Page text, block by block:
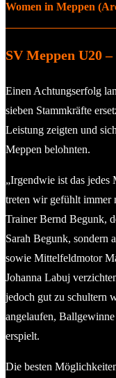
Women in Meppen
SV Meppen U20
Einen Achtungserfolg
sieben Stammkräfte
Leistung zeigten und
Meppen belohnten.
„Irgendwie ist das
treten wir gefühlt immer
Trainer Bernd Begunk,
Sarah Begunk, sondern
sowie Mittelfeldmotor
Johanna Labuj
jedoch gut zu schultern
angelaufen,
erspielt.
Die besten